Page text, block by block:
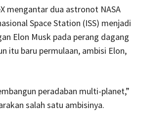
mengantar dua astronot NASA
Space Station (ISS) menjadi
Elon Musk pada perang dagang
itu baru permulaan, ambisi Elon,
peradaban multi-planet,”
salah satu ambisinya.